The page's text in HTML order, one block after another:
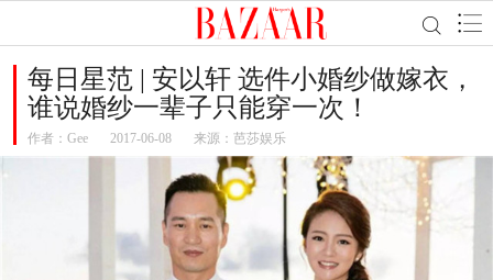
每日星范 | 安以轩 选件小婚纱做嫁衣，
谁说婚纱一辈子只能穿一次！
作者： Gee 2017-06-08 来源：芭莎娱乐